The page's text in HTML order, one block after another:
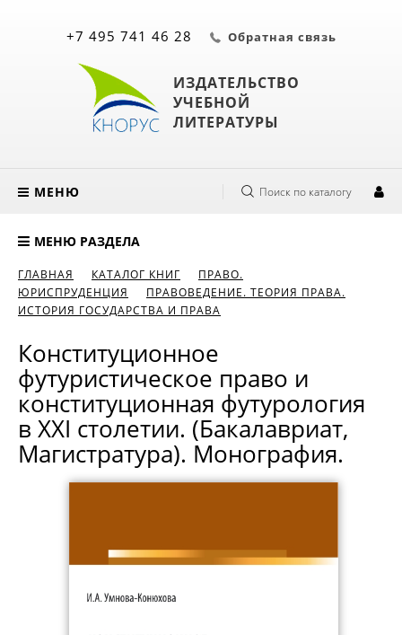
ИЗДАТЕЛЬСТВО
УЧЕБНОЙ
ЛИТЕРАТУРЫ
+7 495 741 46 28 Обратная связь
МЕНЮ Поиск по каталогу
МЕНЮ РАЗДЕЛА
ГЛАВНАЯ КАТАЛОГ КНИГ
ПРАВО.
ЮРИСПРУДЕНЦИЯ
ПРАВОВЕДЕНИЕ. ТЕОРИЯ ПРАВА.
ИСТОРИЯ ГОСУДАРСТВА И ПРАВА
Конституционное
футуристическое право и
конституционная футурология
в XXI столетии. (Бакалавриат,
Магистратура). Монография.